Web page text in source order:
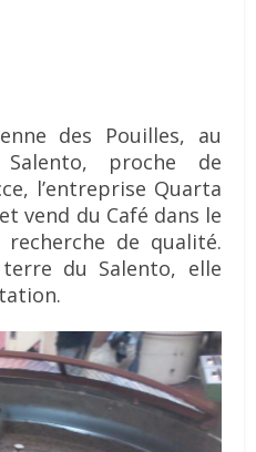
des Pouilles, au
proche de
l’entreprise Quarta
vend du Café dans le
de qualité.
du Salento, elle